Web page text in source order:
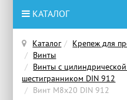
КАТАЛОГ
Каталог Крепеж для
Винты
Винты с
шестигранником DIN 912
Винт М8x20 DIN 912